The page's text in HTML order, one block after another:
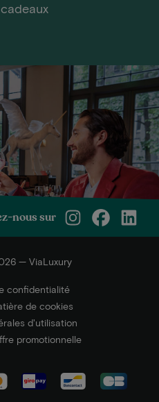
nous sur
— ViaLuxury
confidentialité
de cookies
d'utilisation
promotionnelle